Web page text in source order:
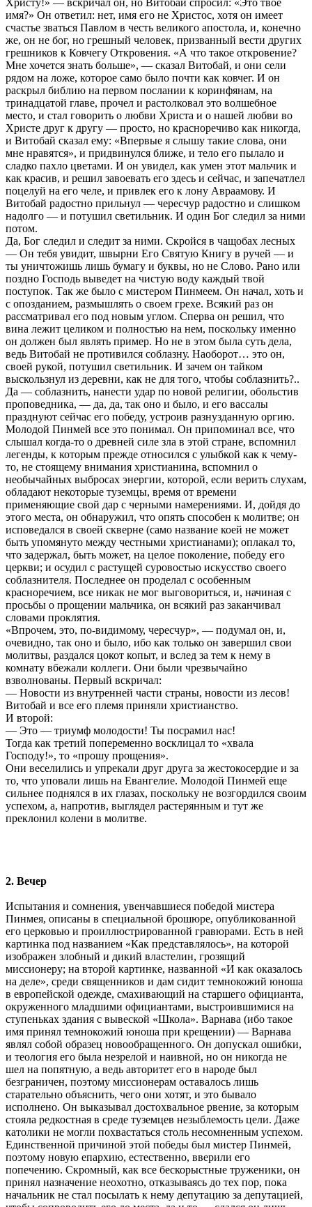
Христу!» — вскричал он, но Витобай спросил: «Это твое
имя?» Он ответил: нет, имя его не Христос, хотя он имеет
счастье зваться Павлом в честь великого апостола, и, конечно
же, он не бог, но грешный человек, призванный вести других
грешников к Ковчегу Откровения. «А что такое откровение?
Мне хочется знать больше», — сказал Витобай, и они сели
рядом на ложе, которое само было почти как ковчег. И он
раскрыл библию на первом послании к коринфянам, на
тринадцатой главе, прочел и растолковал это волшебное
место, и стал говорить о любви Христа и о нашей любви во
Христе друг к другу — просто, но красноречиво как никогда,
и Витобай сказал ему: «Впервые я слышу такие слова, они
мне нравятся», и придвинулся ближе, и тело его пылало и
сладко пахло цветами. И он увидел, как умен этот мальчик и
как красив, и решил завоевать его здесь и сейчас, и запечатлел
поцелуй на его челе, и привлек его к лону Авраамову. И
Витобай радостно прильнул — чересчур радостно и слишком
надолго — и потушил светильник. И один Бог следил за ними
потом.
Да, Бог следил и следит за ними. Скройся в чащобах лесных
— Он тебя увидит, швырни Его Святую Книгу в ручей — и
ты уничтожишь лишь бумагу и буквы, но не Слово. Рано или
поздно Господь выведет на чистую воду каждый твой
поступок. Так же было с мистером Пинмеем. Он начал, хоть и
с опозданием, размышлять о своем грехе. Всякий раз он
рассматривал его под новым углом. Сперва он решил, что
вина лежит целиком и полностью на нем, поскольку именно
он должен был являть пример. Но не в этом была суть дела,
ведь Витобай не противился соблазну. Наоборот… это он,
своей рукой, потушил светильник. И зачем он тайком
выскользнул из деревни, как не для того, чтобы соблазнить?..
Да — соблазнить, нанести удар по новой религии, обольстив
проповедника, — да, да, так оно и было, и его вассалы
празднуют сейчас его победу, устроив разнузданную оргию.
Молодой Пинмей все это понимал. Он припоминал все, что
слышал когда-то о древней силе зла в этой стране, вспомнил
легенды, к которым прежде относился с улыбкой как к чему-
то, не стоящему внимания христианина, вспомнил о
необычайных выбросах энергии, которой, если верить слухам,
обладают некоторые туземцы, время от времени
применяющие свой дар с черными намерениями. И, дойдя до
этого места, он обнаружил, что опять способен к молитве; он
исповедался в своей скверне (само название коей не может
быть упомянуто между честными христианами); оплакал то,
что задержал, быть может, на целое поколение, победу его
церкви; и осудил с растущей суровостью искусство своего
соблазнителя. Последнее он проделал с особенным
красноречием, все никак не мог выговориться, и, начиная с
просьбы о прощении мальчика, он всякий раз заканчивал
словами проклятия.
«Впрочем, это, по-видимому, чересчур», — подумал он, и,
очевидно, так оно и было, ибо как только он завершил свои
молитвы, раздался цокот копыт, и вслед за тем к нему в
комнату вбежали коллеги. Они были чрезвычайно
взволнованы. Первый вскричал:
— Новости из внутренней части страны, новости из лесов!
Витобай и все его племя приняли христианство.
И второй:
— Это — триумф молодости! Ты посрамил нас!
Тогда как третий попеременно восклицал то «хвала
Господу!», то «прошу прощения».
Они веселились и упрекали друг друга за жестокосердие и за
то, что уповали лишь на Евангелие. Молодой Пинмей еще
сильнее поднялся в их глазах, поскольку не возгордился своим
успехом, а, напротив, выглядел растерянным и тут же
преклонил колени в молитве.
2. Вечер
Испытания и сомнения, увенчавшиеся победой мистера
Пинмея, описаны в специальной брошюре, опубликованной
его церковью и проиллюстрированной гравюрами. Есть в ней
картинка под названием «Как представлялось», на которой
изображен злобный и дикий властелин, грозящий
миссионеру; на второй картинке, названной «И как оказалось
на деле», среди священников и дам сидит темнокожий юноша
в европейской одежде, смахивающий на старшего официанта,
окруженного младшими официантами, выстроившимися на
ступеньках здания с вывеской «Школа». Варнава (ибо такое
имя принял темнокожий юноша при крещении) — Варнава
являл собой образец новообращенного. Он допускал ошибки,
и теология его была незрелой и наивной, но он никогда не
шел на попятную, а ведь авторитет его в народе был
безграничен, поэтому миссионерам оставалось лишь
старательно объяснить, чего они хотят, и это бывало
исполнено. Он выказывал достохвальное рвение, за которым
стояла редкостная в среде туземцев незыблемость цели. Даже
католики не могли похвастаться столь несомненным успехом.
Единственной причиной этой победы был мистер Пинмей,
поэтому новую епархию, естественно, вверили его
попечению. Скромный, как все бескорыстные труженики, он
принял назначение неохотно, отказываясь до тех пор, пока
начальник не стал посылать к нему депутацию за депутацией,